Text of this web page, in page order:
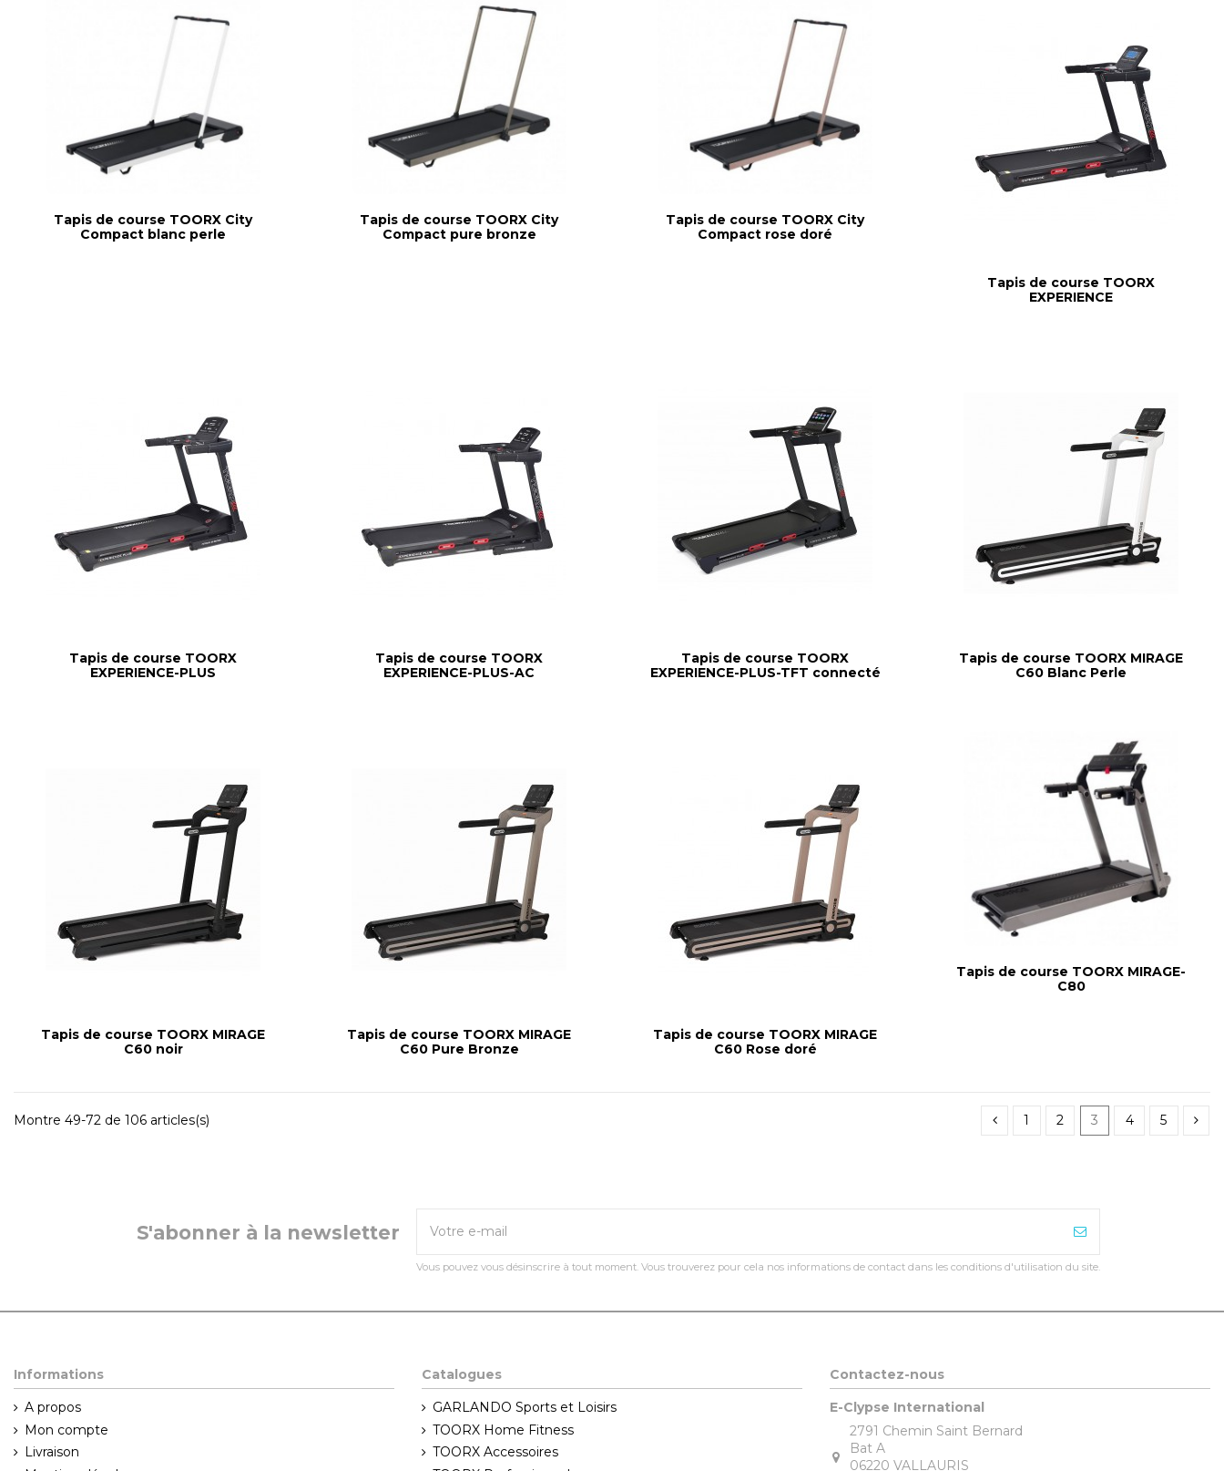
Tapis de course TOORX City
Compact blanc perle
Tapis de course TOORX City
Compact pure bronze
Tapis de course TOORX City
Compact rose doré
Tapis de course TOORX
EXPERIENCE
Tapis de course TOORX
EXPERIENCE-PLUS
Tapis de course TOORX
EXPERIENCE-PLUS-AC
Tapis de course TOORX
EXPERIENCE-PLUS-TFT connecté
Tapis de course TOORX MIRAGE
C60 Blanc Perle
Tapis de course TOORX MIRAGE
C60 noir
Tapis de course TOORX MIRAGE
C60 Pure Bronze
Tapis de course TOORX MIRAGE
C60 Rose doré
Tapis de course TOORX MIRAGE-
C80
Montre 49-72 de 106 articles(s) 1 2 3 4 5
S'abonner à la newsletter
Vous pouvez vous désinscrire à tout moment. Vous trouverez pour cela nos informations de contact dans les conditions d'utilisation du site.
Informations
A propos
Mon compte
Livraison
Catalogues
GARLANDO Sports et Loisirs
TOORX Home Fitness
TOORX Accessoires
Contactez-nous
E-Clypse International
2791 Chemin Saint Bernard
Bat A
06220 VALLAURIS